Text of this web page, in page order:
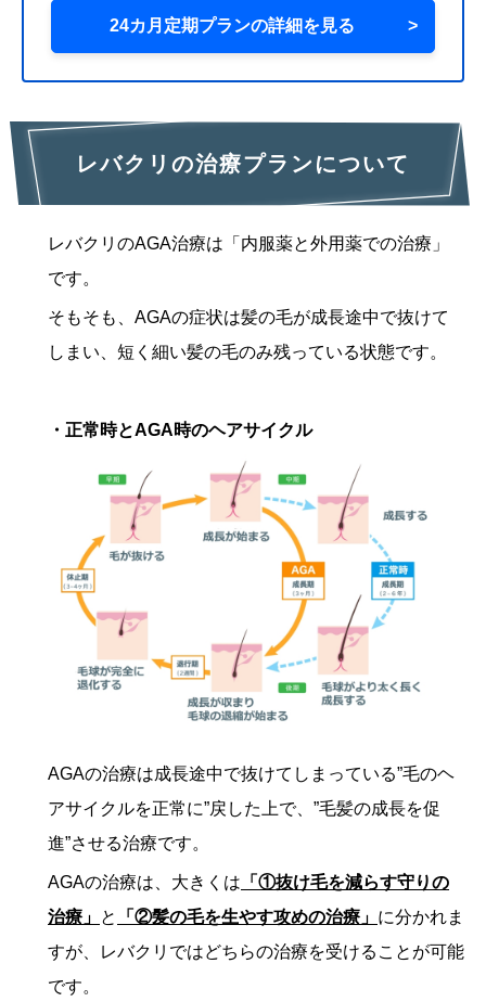
24カ月定期プランの詳細を見る >
レバクリの治療プランについて
レバクリのAGA治療は「内服薬と外用薬での治療」
です。
そもそも、AGAの症状は髪の毛が成長途中で抜けて
しまい、短く細い髪の毛のみ残っている状態です。
・正常時とAGA時のヘアサイクル
AGAの治療は成長途中で抜けてしまっている”毛のヘ
アサイクルを正常に”戻した上で、”毛髪の成長を促
進”させる治療です。
AGAの治療は、大きくは 「①抜け毛を減らす守りの
治療」 と 「②髪の毛を生やす攻めの治療」 に分かれま
すが、レバクリではどちらの治療を受けることが可能
です。